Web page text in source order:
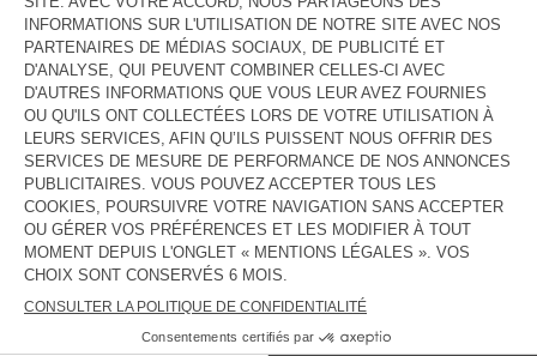
VOIR LE LOOK
DESCRIPTION
TAILLE ET COUPE
COMPOSITION
ENTRETIEN